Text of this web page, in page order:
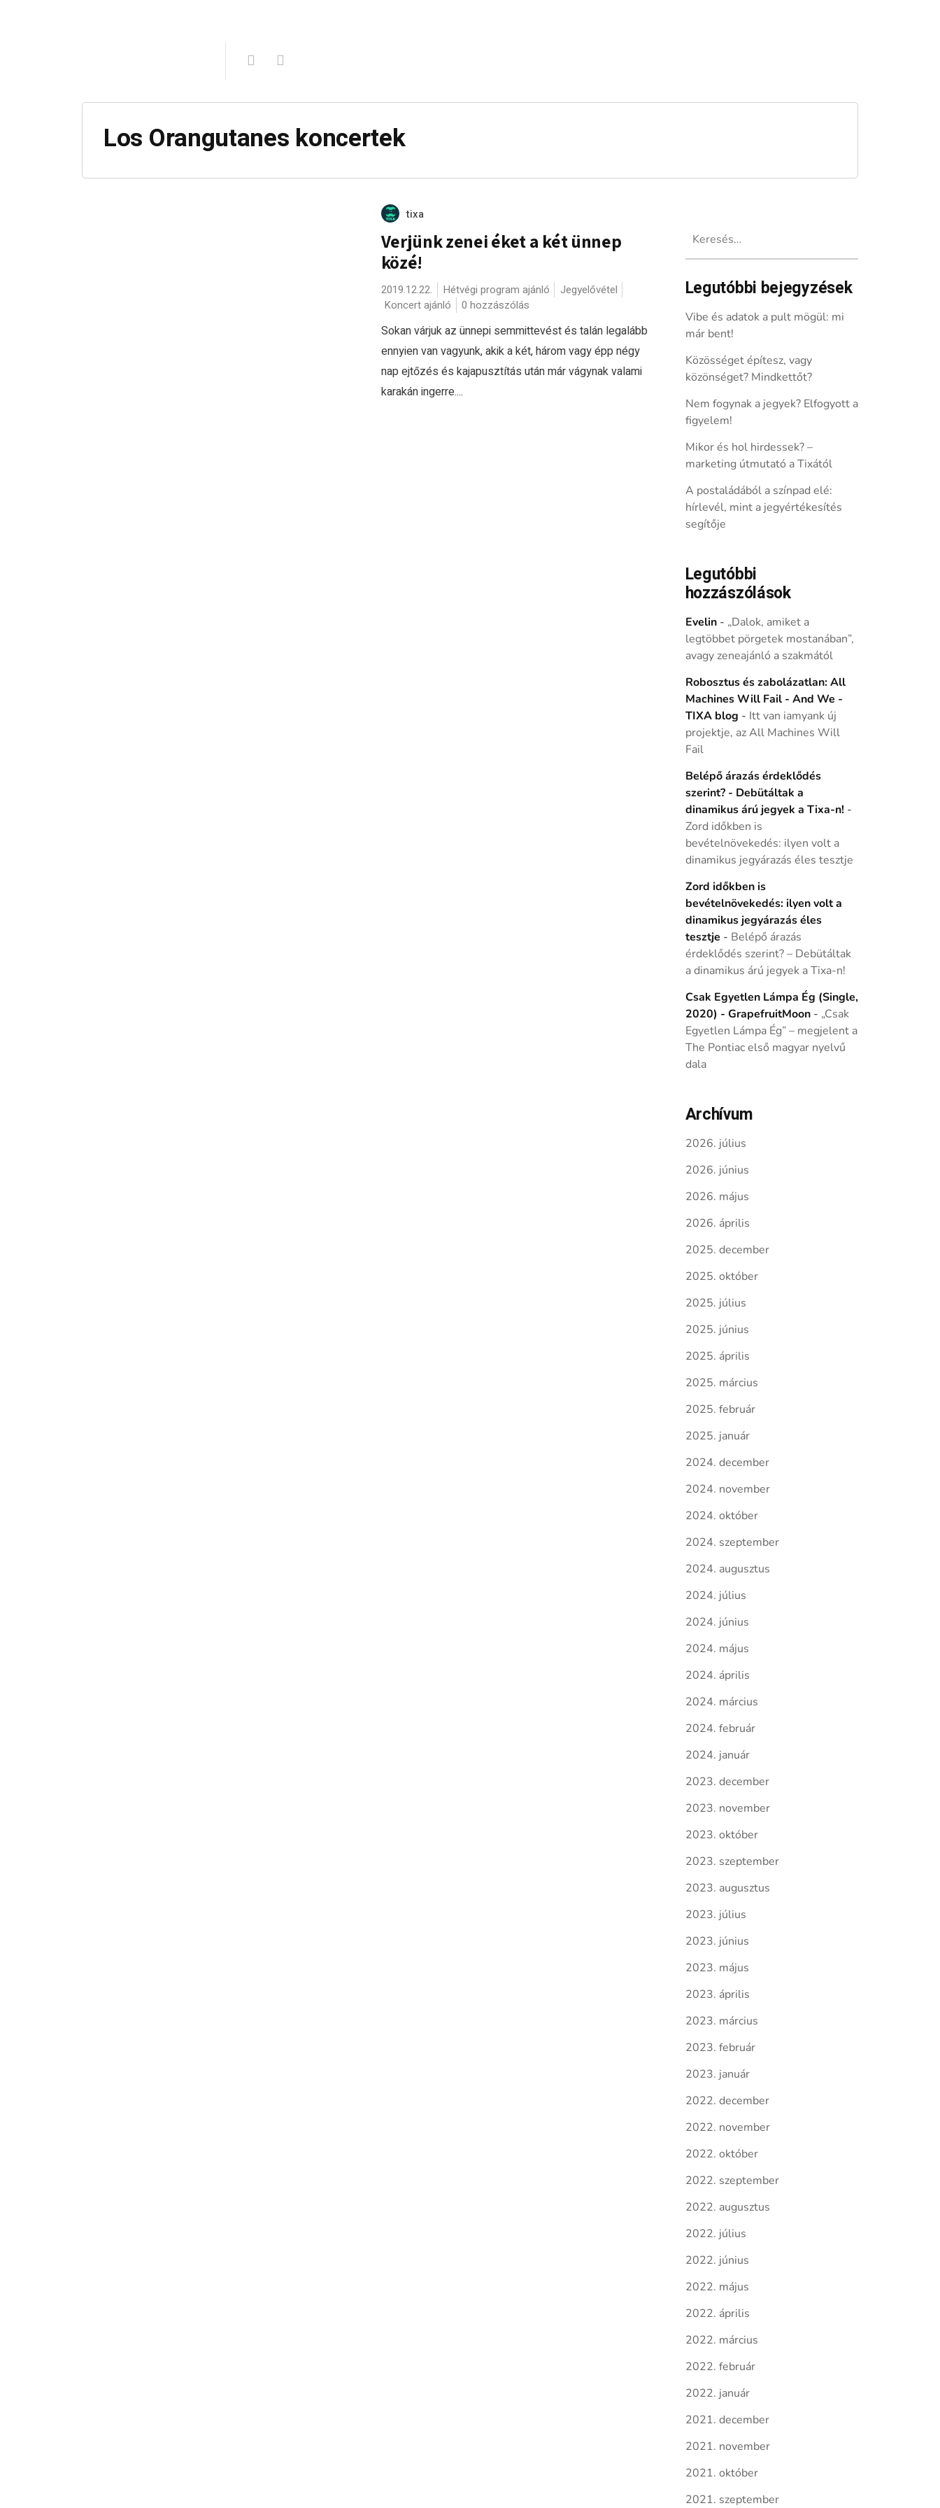
Los Orangutanes koncertek
tixa
Verjünk zenei éket a két ünnep
közé!
2019.12.22. Hétvégi program ajánló
Jegyelővétel
Koncert ajánló
0 hozzászólás
Sokan várjuk az ünnepi semmittevést és talán legalább
ennyien van vagyunk, akik a két, három vagy épp négy
nap ejtőzés és kajapusztítás után már vágynak valami
karakán ingerre....
Legutóbbi bejegyzések
Vibe és adatok a pult mögül: mi
már bent!
Közösséget építesz, vagy
közönséget? Mindkettőt?
Nem fogynak a jegyek? Elfogyott a
figyelem!
Mikor és hol hirdessek? –
marketing útmutató a Tixától
A postaládából a színpad elé:
hírlevél, mint a jegyértékesítés
segítője
Legutóbbi
hozzászólások
Evelin- „Dalok, amiket a
legtöbbet pörgetek mostanában”,
avagy zeneajánló a szakmától
Robosztus és zabolázatlan: All
Machines Will Fail - And We -
TIXA blog - Itt van iamyank új
projektje, az All Machines Will
Fail
Belépő árazás érdeklődés
szerint? - Debütáltak a
dinamikus árú jegyek a Tixa-n! -
Zord időkben is
bevételnövekedés: ilyen volt a
dinamikus jegyárazás éles tesztje
Zord időkben is
bevételnövekedés: ilyen volt a
dinamikus jegyárazás éles
tesztje - Belépő árazás
érdeklődés szerint? – Debütáltak
a dinamikus árú jegyek a Tixa-n!
Csak Egyetlen Lámpa Ég (Single,
2020) - GrapefruitMoon- „Csak
Egyetlen Lámpa Ég” – megjelent a
The Pontiac első magyar nyelvű
dala
Archívum
2026. július
2026. június
2026. május
2026. április
2025. december
2025. október
2025. július
2025. június
2025. április
2025. március
2025. február
2025. január
2024. december
2024. november
2024. október
2024. szeptember
2024. augusztus
2024. július
2024. június
2024. május
2024. április
2024. március
2024. február
2024. január
2023. december
2023. november
2023. október
2023. szeptember
2023. augusztus
2023. július
2023. június
2023. május
2023. április
2023. március
2023. február
2023. január
2022. december
2022. november
2022. október
2022. szeptember
2022. augusztus
2022. július
2022. június
2022. május
2022. április
2022. március
2022. február
2022. január
2021. december
2021. november
2021. október
2021. szeptember